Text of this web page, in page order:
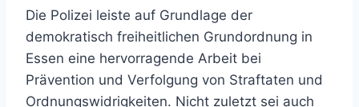
Die Polizei leiste auf Grundlage der
demokratisch freiheitlichen Grundordnung in
Essen eine hervorragende Arbeit bei
Prävention und Verfolgung von Straftaten und
Ordnungswidrigkeiten. Nicht zuletzt sei auch